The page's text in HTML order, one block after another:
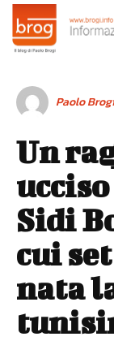
Paolo Brogi
Un
Sidi
cui
nata